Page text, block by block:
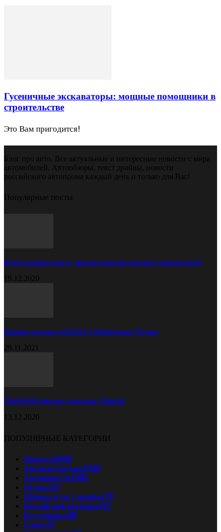
Гусеничные экскаваторы: мощные помощники в
строительстве
Это Вам пригодится!
Блог про авто. Все актуальные и интересные новости с мира
автомобилей. Автообзоры, текст драйвы, новости
российского автопрома каждый день и только для Вас!
Популярные посты
В чём разница между диагностической картой и техосмотром?
19.12.2020
Прицеп самосвал КАМАЗ в Набережных Челнах
29.11.2021
Chevrolet обновил спорткар Camaro
13.12.2020
ПОПУЛЯРНЫЕ КАТЕГОРИИ
Новости5068
Автомастерская2343
Автоновости1081
Отдых127
Обзоры и тест драйвы78
Российский автопром52
Без рубрики48
Спорт37